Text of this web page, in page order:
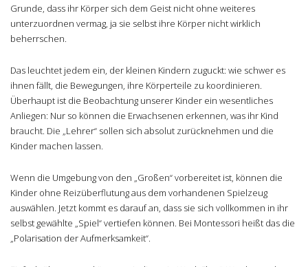
Grunde, dass ihr Körper sich dem Geist nicht ohne weiteres
unterzuordnen vermag, ja sie selbst ihre Körper nicht wirklich
beherrschen.
Das leuchtet jedem ein, der kleinen Kindern zuguckt: wie schwer es
ihnen fällt, die Bewegungen, ihre Körperteile zu koordinieren.
Überhaupt ist die Beobachtung unserer Kinder ein wesentliches
Anliegen: Nur so können die Erwachsenen erkennen, was ihr Kind
braucht. Die „Lehrer“ sollen sich absolut zurücknehmen und die
Kinder machen lassen.
Wenn die Umgebung von den „Großen“ vorbereitet ist, können die
Kinder ohne Reizüberflutung aus dem vorhandenen Spielzeug
auswählen. Jetzt kommt es darauf an, dass sie sich vollkommen in ihr
selbst gewählte „Spiel“ vertiefen können. Bei Montessori heißt das die
„Polarisation der Aufmerksamkeit“.